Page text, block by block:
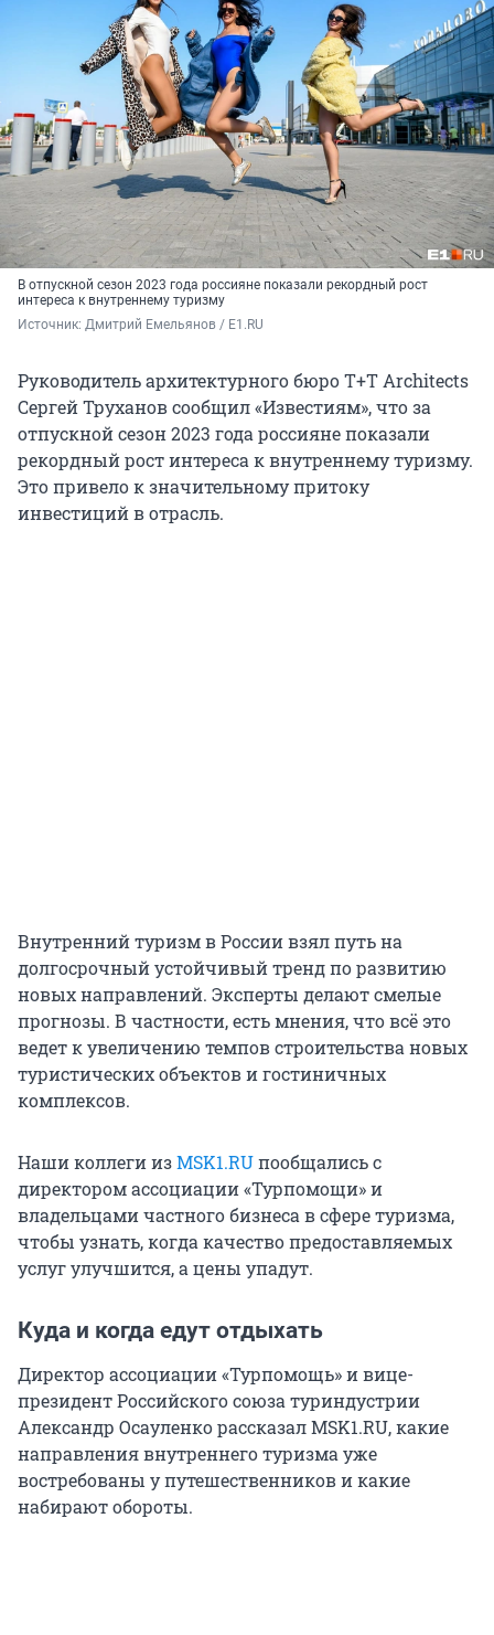
В отпускной сезон 2023 года россияне показали рекордный рост
интереса к внутреннему туризму
Источник: Дмитрий Емельянов / E1.RU
Руководитель архитектурного бюро Т+Т Architects
Сергей Труханов сообщил «Известиям», что за
отпускной сезон 2023 года россияне показали
рекордный рост интереса к внутреннему туризму.
Это привело к значительному притоку
инвестиций в отрасль.
Внутренний туризм в России взял путь на
долгосрочный устойчивый тренд по развитию
новых направлений. Эксперты делают смелые
прогнозы. В частности, есть мнения, что всё это
ведет к увеличению темпов строительства новых
туристических объектов и гостиничных
комплексов.
Наши коллеги изMSK1.RUпообщались с
директором ассоциации «Турпомощи» и
владельцами частного бизнеса в сфере туризма,
чтобы узнать, когда качество предоставляемых
услуг улучшится, а цены упадут.
Куда и когда едут отдыхать
Директор ассоциации «Турпомощь» и вице-
президент Российского союза туриндустрии
Александр Осауленко рассказал MSK1.RU, какие
направления внутреннего туризма уже
востребованы у путешественников и какие
набирают обороты.